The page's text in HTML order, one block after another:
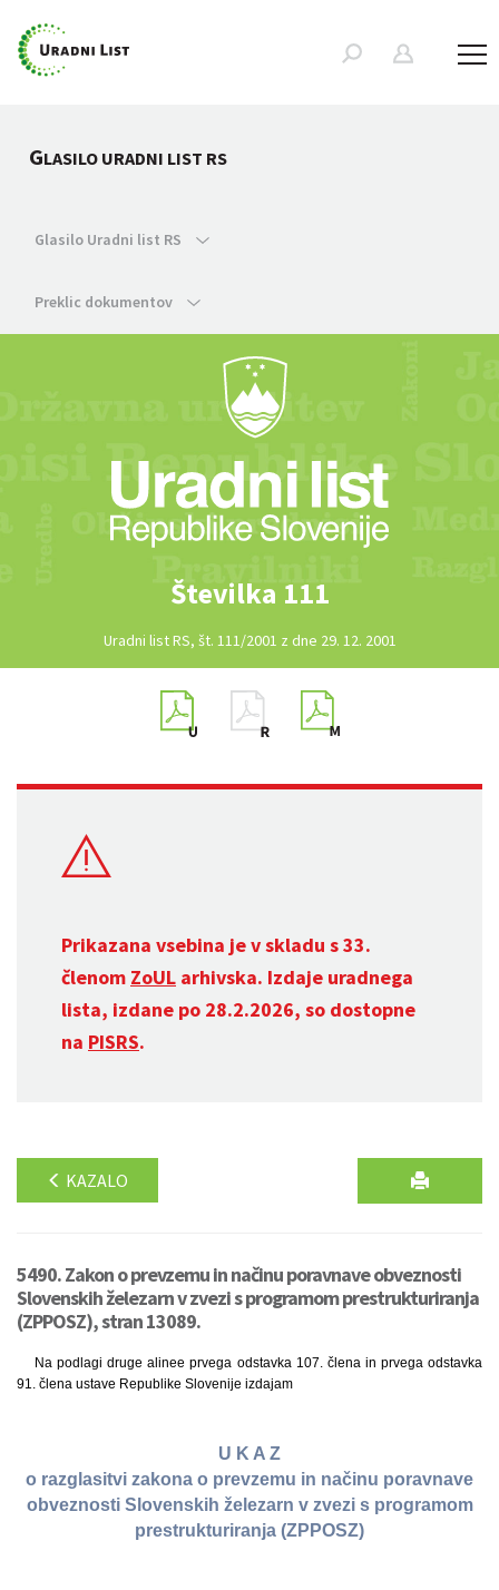
GLASILO URADNI LIST RS
Glasilo Uradni list RS
Preklic dokumentov
Številka 111
Uradni list RS, št. 111/2001 z dne 29. 12. 2001
Prikazana vsebina je v skladu s 33.
členom ZoUL arhivska. Izdaje uradnega
lista, izdane po 28.2.2026, so dostopne
na PISRS.
KAZALO
5490. Zakon o prevzemu in načinu poravnave obveznosti
Slovenskih železarn v zvezi s programom prestrukturiranja
(ZPPOSZ), stran 13089.
Na podlagi druge alinee prvega odstavka 107. člena in prvega odstavka
91. člena ustave Republike Slovenije izdajam
U K A Z
o razglasitvi zakona o prevzemu in načinu poravnave
obveznosti Slovenskih železarn v zvezi s programom
prestrukturiranja (ZPPOSZ)